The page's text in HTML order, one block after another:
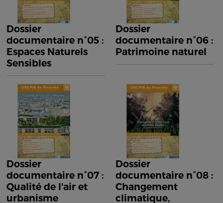
Dossier
documentaire n°05 :
Espaces Naturels
Sensibles
Dossier
documentaire n°06 :
Patrimoine naturel
Dossier
documentaire n°07 :
Qualité de l'air et
urbanisme
Dossier
documentaire n°08 :
Changement
climatique,